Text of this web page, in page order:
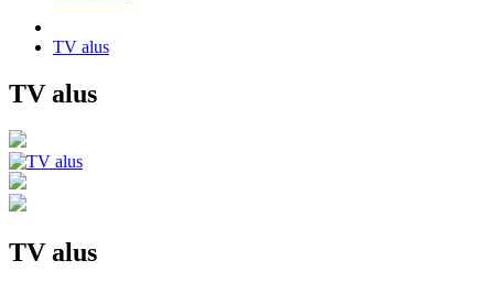
TV alus
TV alus
TV alus